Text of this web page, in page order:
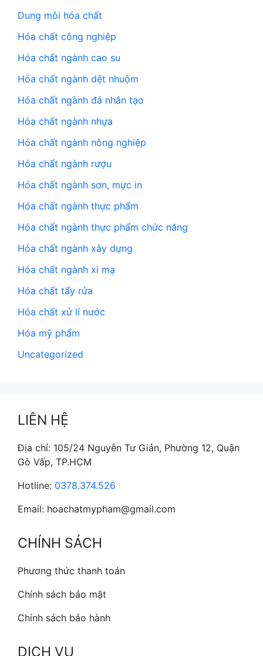
Dung môi hóa chất
Hóa chất công nghiệp
Hóa chất ngành cao su
Hóa chất ngành dệt nhuộm
Hóa chất ngành đá nhân tạo
Hóa chất ngành nhựa
Hóa chất ngành nông nghiệp
Hóa chất ngành rượu
Hóa chất ngành sơn, mực in
Hóa chất ngành thực phẩm
Hóa chất ngành thực phẩm chức năng
Hóa chất ngành xây dựng
Hóa chất ngành xi mạ
Hóa chất tẩy rửa
Hóa chất xử lí nước
Hóa mỹ phẩm
Uncategorized
LIÊN HỆ
Địa chỉ: 105/24 Nguyễn Tư Giản, Phường 12, Quận
Gò Vấp, TP.HCM
Hotline: 0378.374.526
Email: hoachatmypham@gmail.com
CHÍNH SÁCH
Phương thức thanh toán
Chính sách bảo mật
Chính sách bảo hành
DỊCH VỤ